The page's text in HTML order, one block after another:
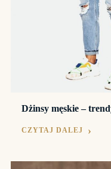
Dżinsy męskie –
CZYTAJ DALEJ